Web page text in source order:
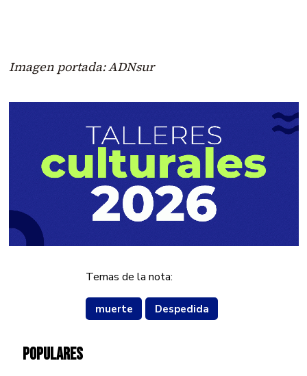
Imagen portada: ADNsur
Temas de la nota:
muerte Despedida
POPULARES